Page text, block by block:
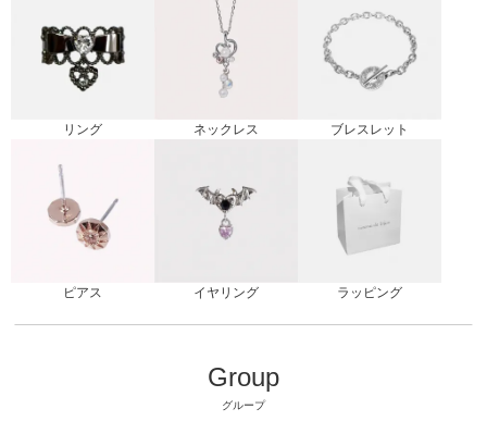
リング ネックレス ブレスレット
ピアス イヤリング ラッピング
Group
グループ